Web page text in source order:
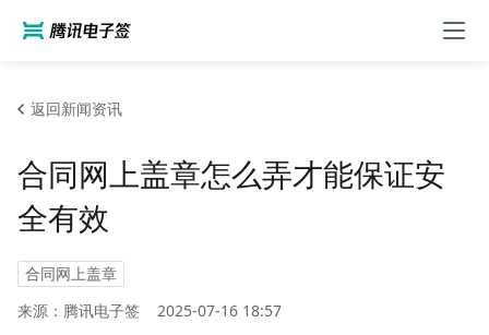
返回新闻资讯
合同网上盖章怎么弄才能保证安
全有效
合同网上盖章
来源：腾讯电子签
2025-07-16 18:57